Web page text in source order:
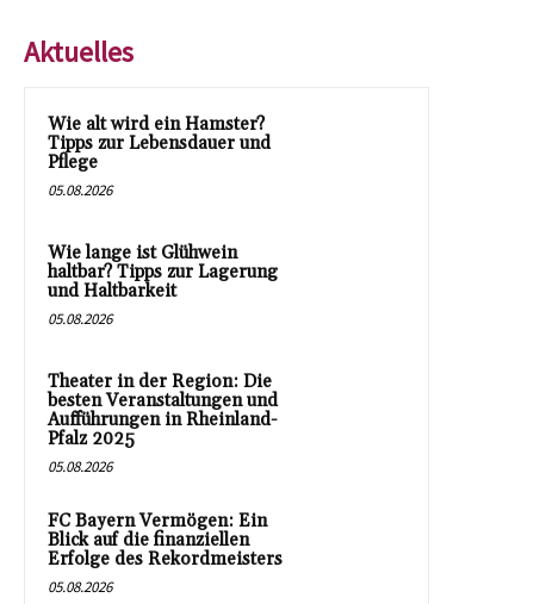
Aktuelles
Wie alt wird ein Hamster?
Tipps zur Lebensdauer und
Pflege
05.08.2026
Wie lange ist Glühwein
haltbar? Tipps zur Lagerung
und Haltbarkeit
05.08.2026
Theater in der Region: Die
besten Veranstaltungen und
Aufführungen in Rheinland-
Pfalz 2025
05.08.2026
FC Bayern Vermögen: Ein
Blick auf die finanziellen
Erfolge des Rekordmeisters
05.08.2026